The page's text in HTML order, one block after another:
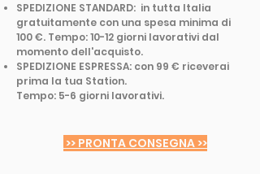
SPEDIZIONE STANDARD: in tutta Italia
gratuitamente con una spesa minima di
100 €. Tempo: 10-12 giorni lavorativi dal
momento dell'acquisto.
SPEDIZIONE ESPRESSA: con 99 € riceverai
prima la tua Station.
Tempo: 5-6 giorni lavorativi.
>> PRONTA CONSEGNA >>